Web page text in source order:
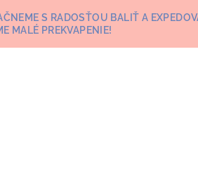
S RADOSŤOU BALIŤ A
MALÉ PREKVAPENIE!